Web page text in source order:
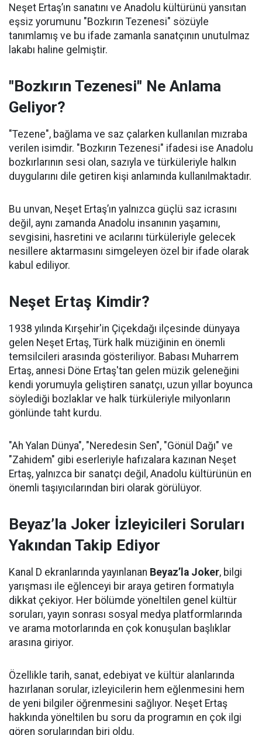
Neşet Ertaş’ın sanatını ve Anadolu kültürünü yansıtan
eşsiz yorumunu "Bozkırın Tezenesi" sözüyle
tanımlamış ve bu ifade zamanla sanatçının unutulmaz
lakabı haline gelmiştir.
"Bozkırın Tezenesi" Ne Anlama
Geliyor?
"Tezene", bağlama ve saz çalarken kullanılan mızraba
verilen isimdir. "Bozkırın Tezenesi" ifadesi ise Anadolu
bozkırlarının sesi olan, sazıyla ve türküleriyle halkın
duygularını dile getiren kişi anlamında kullanılmaktadır.
Bu unvan, Neşet Ertaş’ın yalnızca güçlü saz icrasını
değil, aynı zamanda Anadolu insanının yaşamını,
sevgisini, hasretini ve acılarını türküleriyle gelecek
nesillere aktarmasını simgeleyen özel bir ifade olarak
kabul ediliyor.
Neşet Ertaş Kimdir?
1938 yılında Kırşehir'in Çiçekdağı ilçesinde dünyaya
gelen Neşet Ertaş, Türk halk müziğinin en önemli
temsilcileri arasında gösteriliyor. Babası Muharrem
Ertaş, annesi Döne Ertaş'tan gelen müzik geleneğini
kendi yorumuyla geliştiren sanatçı, uzun yıllar boyunca
söylediği bozlaklar ve halk türküleriyle milyonların
gönlünde taht kurdu.
"Ah Yalan Dünya", "Neredesin Sen", "Gönül Dağı" ve
"Zahidem" gibi eserleriyle hafızalara kazınan Neşet
Ertaş, yalnızca bir sanatçı değil, Anadolu kültürünün en
önemli taşıyıcılarından biri olarak görülüyor.
Beyaz’la Joker İzleyicileri Soruları
Yakından Takip Ediyor
Kanal D ekranlarında yayınlanan Beyaz’la Joker, bilgi
yarışması ile eğlenceyi bir araya getiren formatıyla
dikkat çekiyor. Her bölümde yöneltilen genel kültür
soruları, yayın sonrası sosyal medya platformlarında
ve arama motorlarında en çok konuşulan başlıklar
arasına giriyor.
Özellikle tarih, sanat, edebiyat ve kültür alanlarında
hazırlanan sorular, izleyicilerin hem eğlenmesini hem
de yeni bilgiler öğrenmesini sağlıyor. Neşet Ertaş
hakkında yöneltilen bu soru da programın en çok ilgi
gören sorularından biri oldu.